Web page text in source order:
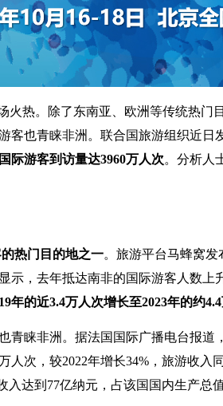
火热。除了东南亚、欧洲等传统热
客也青睐非洲。联合国旅游组织近日
际游客到访量达3960万人次。分析人
热门目的地之一。旅游平台马蜂窝
示，去年抵达南非的国际游客人数上
年的近3.4万人次增长至2023年的约
青睐非洲。据法国国际广播电台报
人次，较2022年增长34%，旅游收
入达到77亿纳元，占该国国内生产